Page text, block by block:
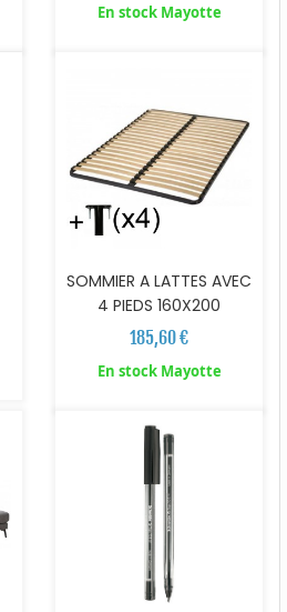
En stock Mayotte
SOMMIER A LATTES AVEC
4 PIEDS 160X200
185,60 €
En stock Mayotte